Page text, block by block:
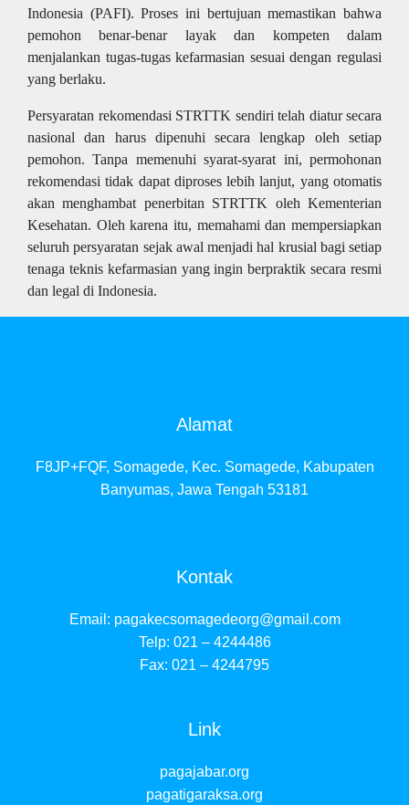
Indonesia (PAFI). Proses ini bertujuan memastikan bahwa
pemohon benar-benar layak dan kompeten dalam
menjalankan tugas-tugas kefarmasian sesuai dengan regulasi
yang berlaku.
Persyaratan rekomendasi STRTTK sendiri telah diatur secara
nasional dan harus dipenuhi secara lengkap oleh setiap
pemohon. Tanpa memenuhi syarat-syarat ini, permohonan
rekomendasi tidak dapat diproses lebih lanjut, yang otomatis
akan menghambat penerbitan STRTTK oleh Kementerian
Kesehatan. Oleh karena itu, memahami dan mempersiapkan
seluruh persyaratan sejak awal menjadi hal krusial bagi setiap
tenaga teknis kefarmasian yang ingin berpraktik secara resmi
dan legal di Indonesia.
Alamat
F8JP+FQF, Somagede, Kec. Somagede, Kabupaten
Banyumas, Jawa Tengah 53181
Kontak
Email: pagakecsomagedeorg@gmail.com
Telp: 021 – 4244486
Fax: 021 – 4244795
Link
pagajabar.org
pagatigaraksa.org